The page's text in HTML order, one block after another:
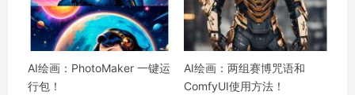
AI绘画：PhotoMaker 一键运
行包！
AI绘画：两组赛博咒语和
ComfyUI使用方法！